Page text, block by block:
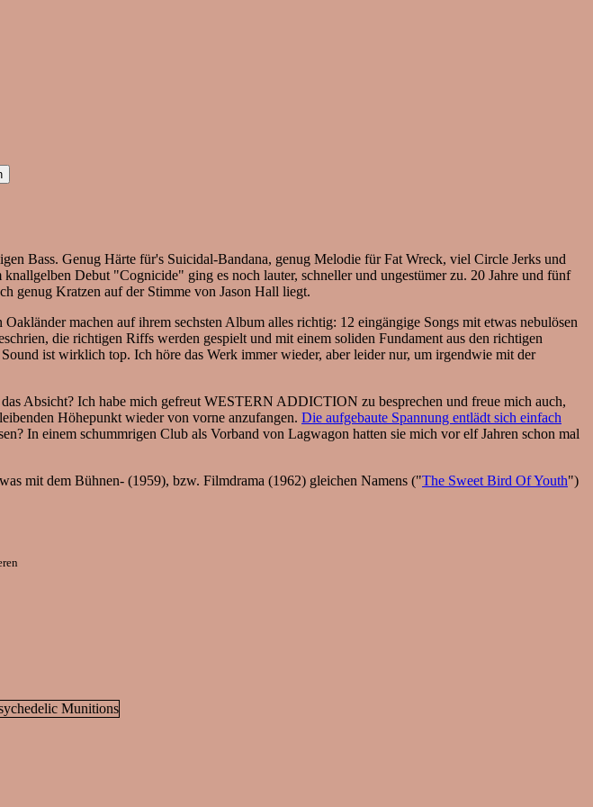
Bass. Genug Härte für's Suicidal-Bandana, genug Melodie für Fat Wreck, viel Circle Jerks und
Debut "Cognicide" ging es noch lauter, schneller und ungestümer zu. 20 Jahre und fünf
genug Kratzen auf der Stimme von Jason Hall liegt.
machen auf ihrem sechsten Album alles richtig: 12 eingängige Songs mit etwas nebulösen
die richtigen Riffs werden gespielt und mit einem soliden Fundament aus den richtigen
ist wirklich top. Ich höre das Werk immer wieder, aber leider nur, um irgendwie mit der
Absicht? Ich habe mich gefreut WESTERN ADDICTION zu besprechen und freue mich auch,
Höhepunkt wieder von vorne anzufangen. Die aufgebaute Spannung entlädt sich einfach
In einem schummrigen Club als Vorband von Lagwagon hatten sie mich vor elf Jahren schon mal
mit dem Bühnen- (1959), bzw. Filmdrama (1962) gleichen Namens ("The Sweet Bird Of Youth")